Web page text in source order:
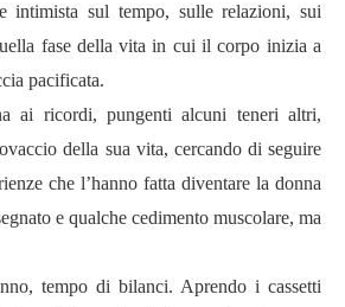
intimista sul tempo, sulle relazioni, sui
fase della vita in cui il corpo inizia a
pacificata.
ai ricordi, pungenti alcuni teneri altri,
della sua vita, cercando di seguire
che l’hanno fatta diventare la donna
e qualche cedimento muscolare, ma
tempo di bilanci. Aprendo i cassetti